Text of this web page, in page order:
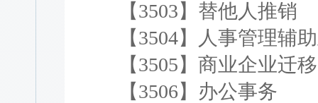
【3503】替他人推销
【3504】人事管理辅
【3505】商业企业迁移
【3506】办公事务